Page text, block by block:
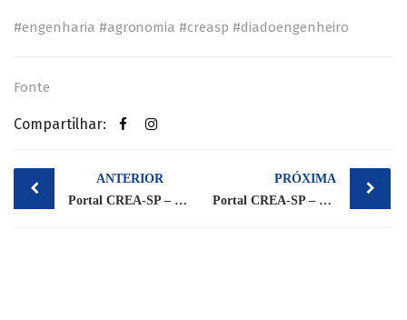
#engenharia #agronomia #creasp #diadoengenheiro
Fonte
Compartilhar:
Post
navigation
ANTERIOR
Portal CREA-SP – Notícias – Crea-SP realizou plenária com participação virtual
PRÓXIMA
Portal CREA-SP – Notícias – A Engenharia Química da transformação